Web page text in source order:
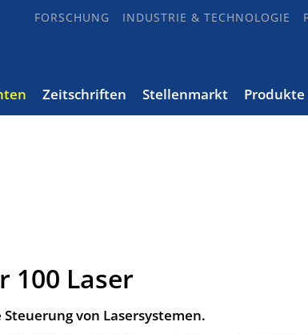
FORSCHUNG INDUSTRIE & TECHNOLOGIE
Zeitschriften Stellenmarkt Produkte
100 Laser
von Lasersystemen.